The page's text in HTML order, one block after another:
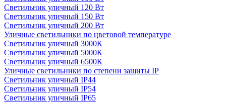
Светильник уличный 120 Вт
Светильник уличный 150 Вт
Светильник уличный 200 Вт
Уличные светильники по цветовой температуре
Cветильник уличный 3000К
Cветильник уличный 5000К
Cветильник уличный 6500К
Уличные светильники по степени защиты IP
Светильник уличный IP44
Светильник уличный IP54
Светильник уличный IP65